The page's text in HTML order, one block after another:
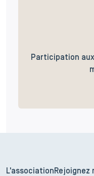
Participation
L'association Rejoignez